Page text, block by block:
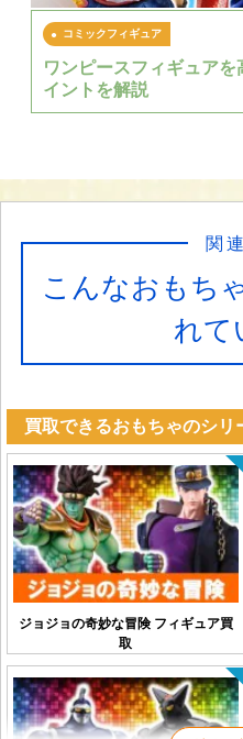
コミックフィギュア
ワンピースフィギュア
イントを解説
こんなおもち
れて
関
買取できるおもちゃのシリ
ジョジョの奇妙な冒険 フィギュア買
取